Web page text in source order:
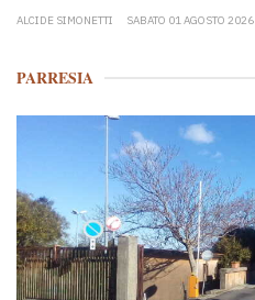
ALCIDE SIMONETTI SABATO 01 AGOSTO 2026
PARRESIA